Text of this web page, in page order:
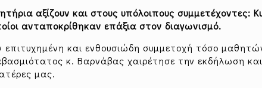
αξίζουν και στους υπόλοιπους συμμετέχοντες:
ανταποκρίθηκαν επάξια στον διαγωνισμό.
και ενθουσιώδη συμμετοχή τόσο
κ. Βαρνάβας χαιρέτησε την εκδήλωση
μας.